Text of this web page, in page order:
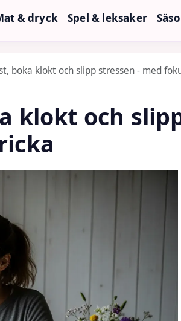
& dryck Spel & leksaker
boka klokt och slipp stressen - med
klokt och